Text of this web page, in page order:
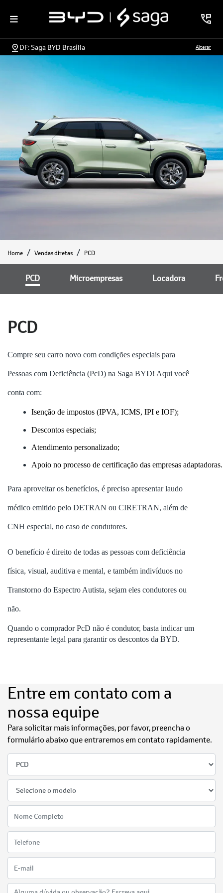
DF: Saga BYD Brasília Alterar
Home Vendas diretas PCD
Microempresas
PCD Locadora
PCD
Compre seu carro novo com condições especiais para
Pessoas com Deficiência (PcD) na Saga BYD! Aqui você
conta com:
Isenção de impostos (IPVA, ICMS, IPI e IOF);
Descontos especiais;
Atendimento personalizado;
Apoio no processo de certificação das empresas adaptadoras.
Para aproveitar os benefícios, é preciso apresentar laudo
médico emitido pelo DETRAN ou CIRETRAN, além de
CNH especial, no caso de condutores.
O benefício é direito de todas as pessoas com deficiência
física, visual, auditiva e mental, e também indivíduos no
Transtorno do Espectro Autista, sejam eles condutores ou
não.
Quando o comprador PcD não é condutor, basta indicar um
representante legal para garantir os descontos da BYD.
Entre em contato com a
nossa equipe
Para solicitar mais informações, por favor, preencha o
formulário abaixo que entraremos em contato rapidamente.